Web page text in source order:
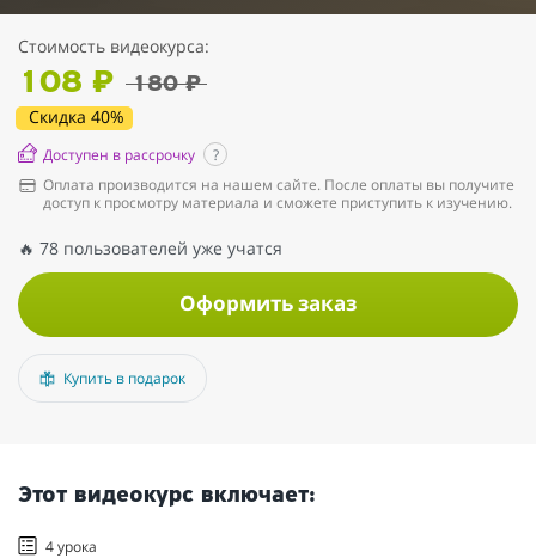
Стоимость видеокурса:
108 ₽ 180 ₽
Скидка 40%
Доступен в рассрочку
?
Оплата производится на нашем сайте. После оплаты вы получите
доступ к просмотру материала и сможете приступить к изучению.
🔥 78 пользователей уже учатся
Оформить заказ
Купить в подарок
Этот видеокурс включает:
4 урока